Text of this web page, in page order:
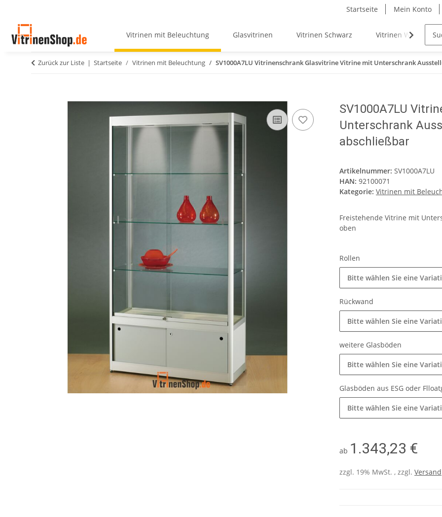
Startseite Mein Konto
Vitrinen mit Beleuchtung Glasvitrinen Vitrinen Schwarz Vitrinen Weiß
Zurück zur Liste Startseite Vitrinen mit Beleuchtung SV1000A7LU Vitrinenschrank Glasvitrine Vitrine mit Unterschrank
SV1000A7LU
Unterschrank
abschließbar
Artikelnummer: SV1000A7LU
HAN: 92100071
Kategorie: Vitrinen mit
Freistehende Vitrine mit
oben
Rollen
Bitte wählen Sie eine
Rückwand
Bitte wählen Sie eine
weitere Glasböden
Bitte wählen Sie eine
Glasböden aus ESG oder
Bitte wählen Sie eine
ab 1.343,23 €
zzgl. 19% MwSt. , zzgl. Versand